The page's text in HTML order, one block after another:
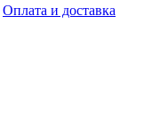
Оплата и доставка